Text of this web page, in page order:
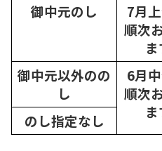
御中元のし
7月
順次
ま
御中元以外のの
し
6月
順次
ま
のし指定なし